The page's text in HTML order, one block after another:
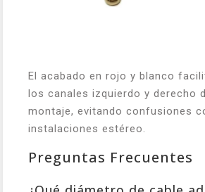
El acabado en rojo y blanco
los canales izquierdo y derecho
montaje, evitando confusiones
instalaciones estéreo.
Preguntas Frecuentes